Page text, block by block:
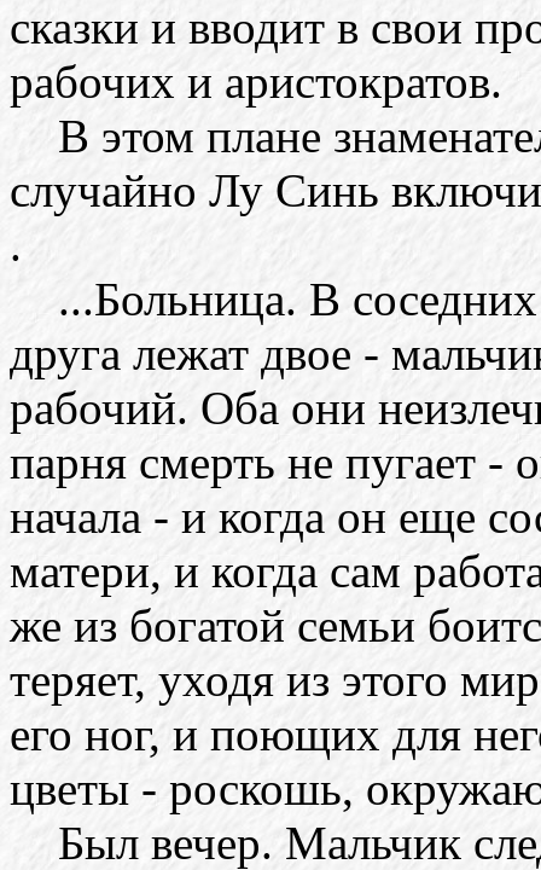
сказки и вводит в свои
рабочих и аристократов.
В этом плане
случайно Лу Синь
.
...Больница. В соседних
друга лежат двое -
рабочий. Оба они
парня смерть не пугает -
начала - и когда он еще
матери, и когда сам
же из богатой семьи
теряет, уходя из этого
его ног, и поющих для
цветы - роскошь,
Был вечер. Мальчик